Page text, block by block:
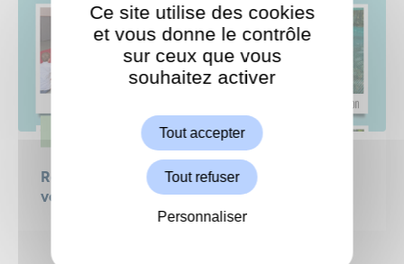
Retour en images sur la 3ᵉ semaine de
vacances des jeunes Garchois !
ShareThis est désactivé.
Ce site utilise des cookies
et vous donne le contrôle
sur ceux que vous
souhaitez activer
Tout accepter
Tout refuser
Personnaliser